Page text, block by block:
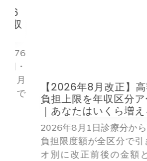
【2026年8月改正】高額
負担上限を年収区分ア〜
｜あなたはいくら増える
2026年8月1日診療分から高
負担限度額が全区分で引き
オ別に改正前後の金額と増